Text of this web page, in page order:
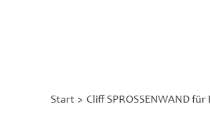
Start > Cliff SPROSSENWAND